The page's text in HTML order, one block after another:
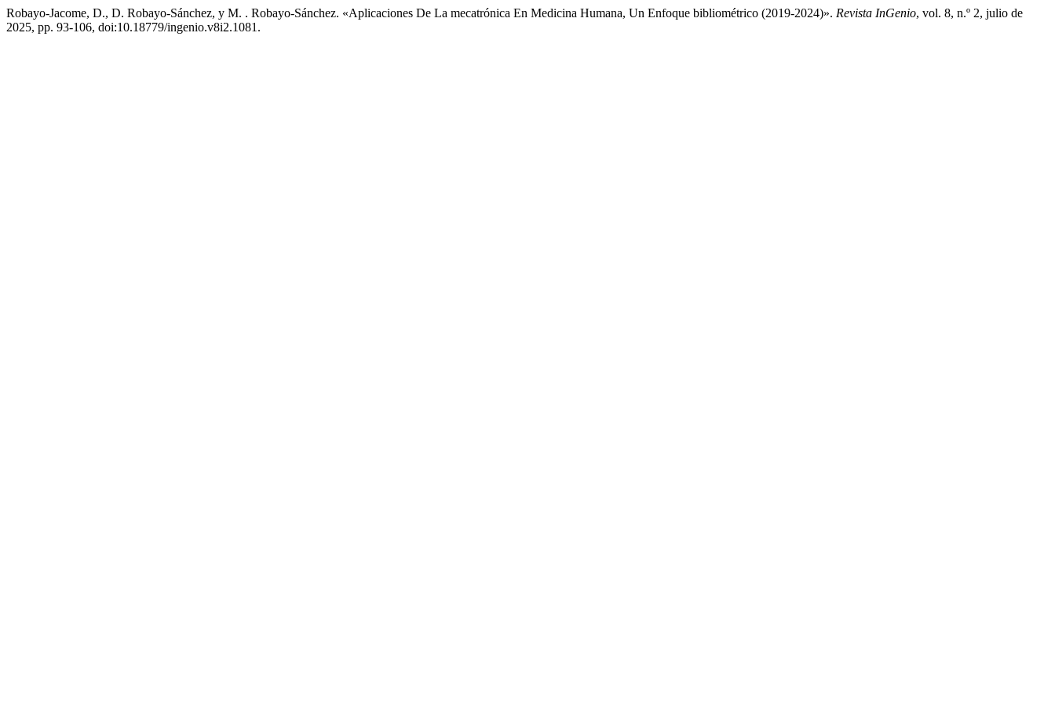
Robayo-Jacome, D., D. Robayo-Sánchez, y M. . Robayo-Sánchez. «Aplicaciones De La mecatrónica En Medicina Humana, Un Enfoque bibliométrico (2019-2024)». Revista InGenio, vol. 8, n.º 2, julio de
2025, pp. 93-106, doi:10.18779/ingenio.v8i2.1081.